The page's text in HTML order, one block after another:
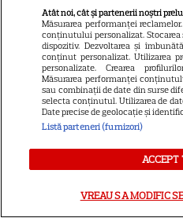
pentru
VEDETE
De la
Atât noi, cât și partenerii noștri
Măsurarea performanței
conținutului personalizat.
dispozitiv. Dezvoltarea și
conținut personalizat. Utilizarea
personalizate. Crearea
Măsurarea performanței
sau combinații de date din surse
selecta conținutul. Utilizarea de
Date precise de geolocație și
Listă parteneri (furnizori)
ACCEPT
VREAU SA MODIFIC